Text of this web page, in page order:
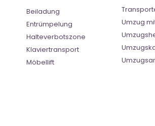
Beiladung
Entrümpelung
Halteverbotszone
Klaviertransport
Möbellift
Umzug